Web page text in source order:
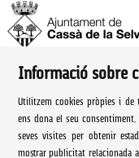
Ajuntament de
Rambla Onze de
Cassà de la Selva Tel.
Informació sobre
Utilitzem cookies pròpies i de
ens dona el seu
seves visites per obtenir
mostrar publicitat relacionada